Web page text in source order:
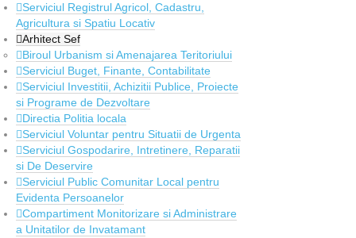
Serviciul Registrul Agricol, Cadastru,
Agricultura si Spatiu Locativ
Arhitect Sef
Biroul Urbanism si Amenajarea Teritoriului
Serviciul Buget, Finante, Contabilitate
Serviciul Investitii, Achizitii Publice, Proiecte
si Programe de Dezvoltare
Directia Politia locala
Serviciul Voluntar pentru Situatii de Urgenta
Serviciul Gospodarire, Intretinere, Reparatii
si De Deservire
Serviciul Public Comunitar Local pentru
Evidenta Persoanelor
Compartiment Monitorizare si Administrare
a Unitatilor de Invatamant